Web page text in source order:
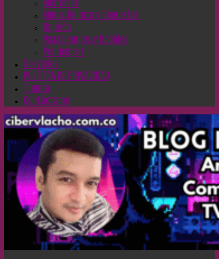
Misterios
Moda, Belleza y Bienestar
Opinión
Pasatiempos y Hobbies
Wallpapers
Servicios
POLÍTICA DE PRIVACIDAD
Tienda
Contáctame